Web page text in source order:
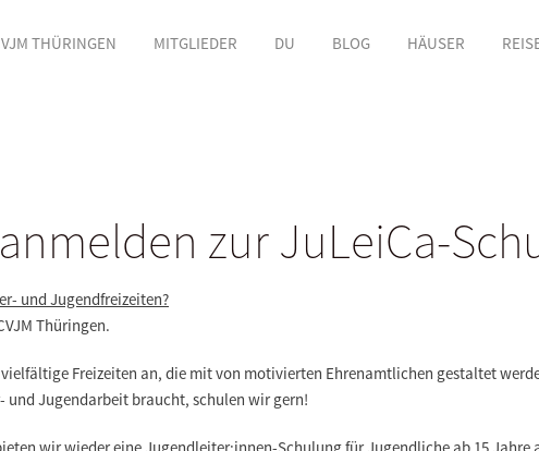
THÜRINGEN MITGLIEDER DU BLOG HÄUSER
zur JuLeiCa-
und Jugendfreizeiten?
Thüringen.
Freizeiten an, die mit von motivierten Ehrenamtlichen gestaltet
und Jugendarbeit braucht, schulen wir gern!